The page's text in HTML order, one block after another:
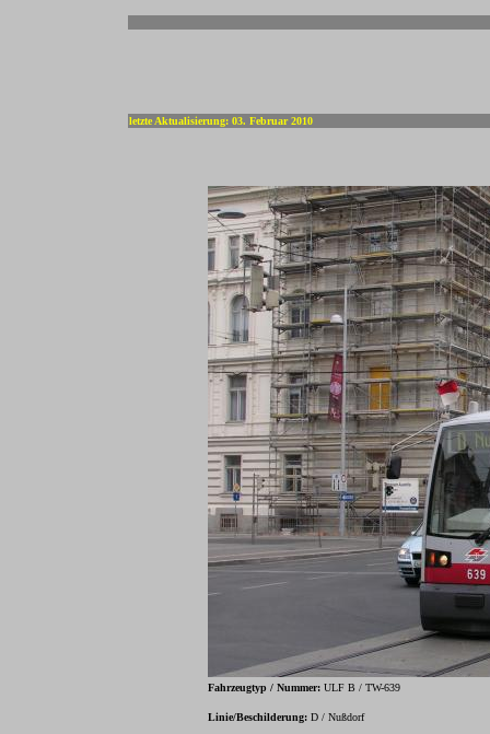
letzte Aktualisierung: 03. Februar 2010
Fahrzeugtyp / Nummer: ULF B / TW-639
Linie/Beschilderung: D / Nußdorf